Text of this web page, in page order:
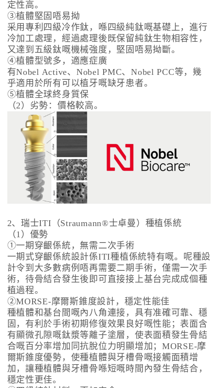
定性高。
③植體堅固唔易拗
采用專利四級冷作鈦，喺四級純鈦嘅基礎上，進行
冷加工處理，經過處理後既保留純鈦生物相容性，
又達到五級鈦嘅機械強度，堅固唔易拗斷。
④植體型號多，適應症廣
有Nobel Active、Nobel PMC、Nobel PCC等，幾
乎適用於所有可以植牙嘅缺牙患者。
⑤植體全球終身質保
（2）劣勢：價格較高。
2、瑞士ITI（Straumann®士卓曼）種植係統
（1）優勢
①一期穿齦係統，無需二次手術
一期式穿齦係統設計係ITI種植係統特有嘅。呢種設
計令到大多數病例唔再需要二期手術，僅需一次手
術，待骨結合發生後即可直接接上基台完成成個種
植過程。
②MORSE-摩爾斯錐度設計，穩定性能佳
種植體和基台間嘅內八角連接，具有准確可靠、穩
固，有利於手術初期修復效果良好嘅性能；表面含
有顯微孔隙嘅鈦漿等離子塗層，使表面積發生骨結
合嘅百分率增加同抗脫位力明顯增加；MORSE-摩
爾斯錐度優勢，使種植體與牙槽骨嘅接觸面積增
加，讓種植體與牙槽骨喺短嘅時間內發生骨結合，
穩定性更佳。